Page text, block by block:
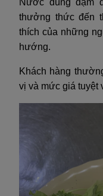
Nước dùng đậm
thưởng thức đến
thích của những
hướng.
Khách hàng
vị và mức giá tuyệt